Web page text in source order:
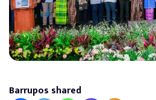
Barrupos shared